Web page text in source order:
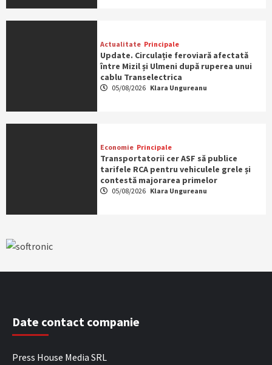
Actualitate Principale
Update. Circulație feroviară afectată
între Mizil și Ulmeni după ruperea unui
cablu Transelectrica
05/08/2026 Klara Ungureanu
Economie Principale
Transportatorii cer ASF să publice
tarifele RCA pentru vehiculele grele și
contestă majorarea primelor
05/08/2026 Klara Ungureanu
Date contact companie
Press House Media SRL